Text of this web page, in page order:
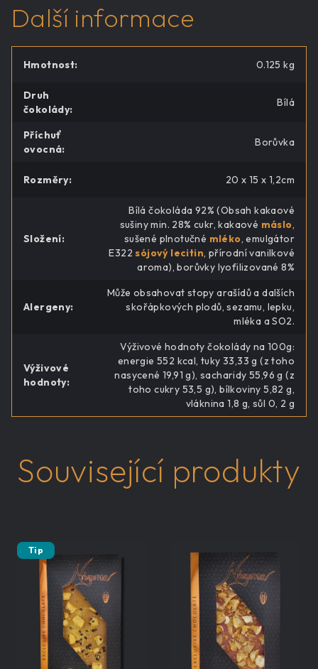
Další informace
Hmotnost: 0.125 kg
Druh
čokolády:
Bílá
Příchuť
ovocná:
Borůvka
Rozměry: 20 x 15 x 1,2cm
Složení:
Bílá čokoláda 92% (Obsah kakaové
sušiny min. 28% cukr, kakaové máslo,
sušené plnotučné mléko, emulgátor
E322sójový lecitin, přírodní vanilkové
aroma), borůvky lyofilizované 8%
Alergeny:
Může obsahovat stopy arašídů a dalších
skořápkových plodů, sezamu, lepku,
mléka a SO2.
Výživové
hodnoty:
Výživové hodnoty čokolády na 100g:
energie 552 kcal, tuky 33,33 g (z toho
nasycené 19,91 g), sacharidy 55,96 g (z
toho cukry 53,5 g), bílkoviny 5,82 g,
vláknina 1,8 g, sůl 0, 2 g
Související produkty
Tip